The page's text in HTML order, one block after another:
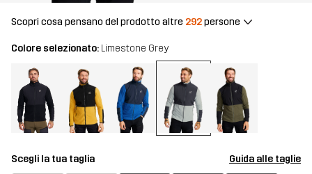
Scopri cosa pensano del prodotto altre 292persone
Colore selezionato: Limestone Grey
Scegli la tua taglia Guida alle taglie